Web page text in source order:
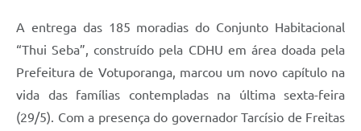
A entrega das 185 moradias do Conjunto Habitacional
“Thui Seba”, construído pela CDHU em área doada pela
Prefeitura de Votuporanga, marcou um novo capítulo na
vida das famílias contempladas na última sexta-feira
(29/5). Com a presença do governador Tarcísio de Freitas